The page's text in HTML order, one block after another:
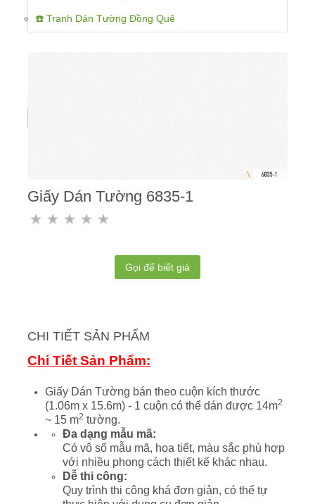
☎️ Tranh Dán Tường Đồng Quê
Giấy Dán Tường 6835-1
Gọi để biết giá
CHI TIẾT SẢN PHẨM
Chi Tiết Sản Phẩm:
Giấy Dán Tường bán theo cuộn kích thước
(1.06m x 15.6m) - 1 cuộn có thể dán được 14m2
~ 15 m2 tường.
Đa dạng mẫu mã:
Có vô số mẫu mã, họa tiết, màu sắc phù hợp
với nhiều phong cách thiết kế khác nhau.
Dễ thi công:
Quy trình thi công khá đơn giản, có thể tự